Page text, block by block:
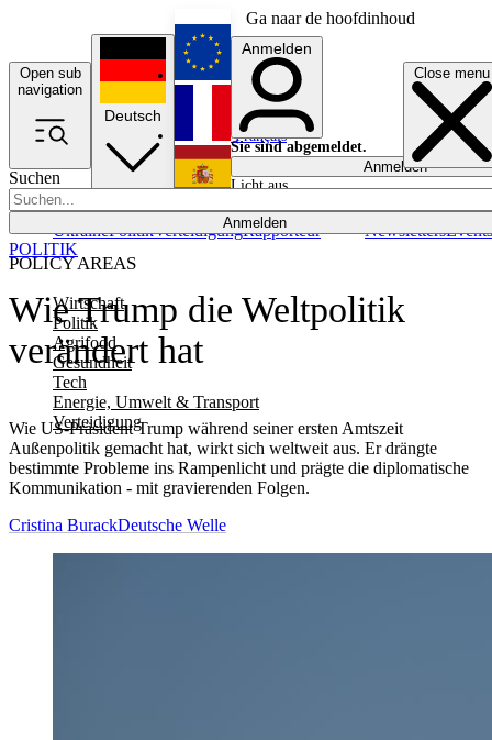
Ga naar de hoofdinhoud
Open sub
navigation
Close menu
Suchen
Anmelden
POLICY AREAS
Wirtschaft
Politik
Agrifood
Gesundheit
Tech
Energie, Umwelt & Transport
Verteidigung
UkrainePolitikVerteidigungRapporteur NewslettersEvents
Deutsch
English
Français
Anmelden
Sie sind abgemeldet.
Anmelden
Licht aus
Wie Trump die Weltpolitik
verändert hat
Wie US-Präsident Trump während seiner ersten Amtszeit
Außenpolitik gemacht hat, wirkt sich weltweit aus. Er drängte
bestimmte Probleme ins Rampenlicht und prägte die diplomatische
Kommunikation - mit gravierenden Folgen.
POLITIK
Cristina BurackDeutsche Welle